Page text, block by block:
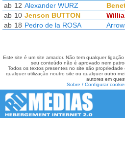
ab 12 Alexander WURZ
ab 10 Jenson BUTTON
ab 18 Pedro de la ROSA
Este site é um site amador. Não tem qualquer
seu conteúdo não é aprovado nem
Todos os textos presentes no site são
qualquer utilização noutro site ou qualquer outro
autores em
Sobre / Configurar